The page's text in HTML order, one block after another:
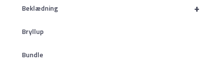
+
Beklædning
Bryllup
Bundle